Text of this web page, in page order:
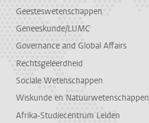
Geesteswetenschappen
Geneeskunde/LUMC
Governance and Global Affairs
Rechtsgeleerdheid
Sociale Wetenschappen
Wiskunde en Natuurwetenschappen
Afrika-Studiecentrum Leiden